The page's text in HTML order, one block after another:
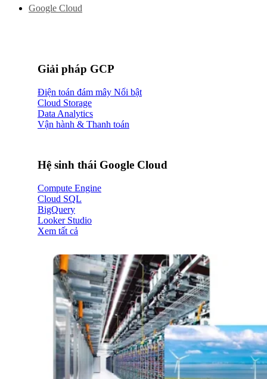
Google Cloud
Giải pháp GCP
Điện toán đám mây
Cloud Storage
Data Analytics
Vận hành & Thanh toán
Hệ sinh thái Google Cloud
Compute Engine
Cloud SQL
BigQuery
Looker Studio
Xem tất cả